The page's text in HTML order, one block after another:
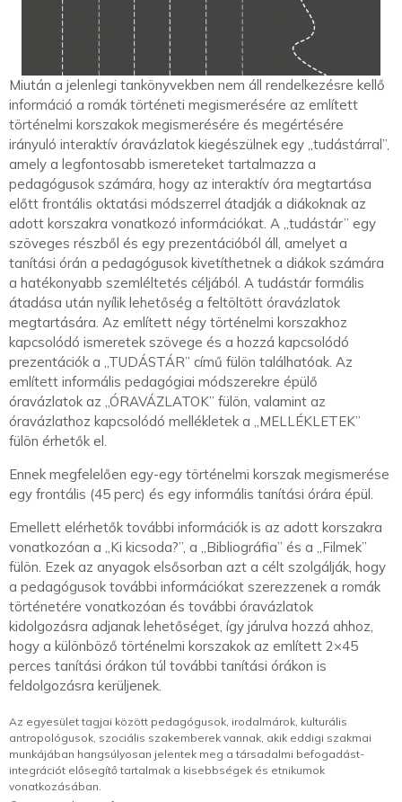
Miután a jelenlegi tankönyvekben nem áll rendelkezésre kellő
információ a romák történeti megismerésére az említett
történelmi korszakok megismerésére és megértésére
irányuló interaktív óravázlatok kiegészülnek egy „tudástárral”,
amely a legfontosabb ismereteket tartalmazza a
pedagógusok számára, hogy az interaktív óra megtartása
előtt frontális oktatási módszerrel átadják a diákoknak az
adott korszakra vonatkozó információkat. A „tudástár” egy
szöveges részből és egy prezentációból áll, amelyet a
tanítási órán a pedagógusok kivetíthetnek a diákok számára
a hatékonyabb szemléltetés céljából. A tudástár formális
átadása után nyílik lehetőség a feltöltött óravázlatok
megtartására. Az említett négy történelmi korszakhoz
kapcsolódó ismeretek szövege és a hozzá kapcsolódó
prezentációk a „TUDÁSTÁR” című fülön találhatóak. Az
említett informális pedagógiai módszerekre épülő
óravázlatok az „ÓRAVÁZLATOK” fülön, valamint az
óravázlathoz kapcsolódó mellékletek a „MELLÉKLETEK”
fülön érhetők el.
Ennek megfelelően egy-egy történelmi korszak megismerése
egy frontális (45 perc) és egy informális tanítási órára épül.
Emellett elérhetők további információk is az adott korszakra
vonatkozóan a „Ki kicsoda?”, a „Bibliográfia” és a „Filmek”
fülön. Ezek az anyagok elsősorban azt a célt szolgálják, hogy
a pedagógusok további információkat szerezzenek a romák
történetére vonatkozóan és további óravázlatok
kidolgozásra adjanak lehetőséget, így járulva hozzá ahhoz,
hogy a különböző történelmi korszakok az említett 2×45
perces tanítási órákon túl további tanítási órákon is
feldolgozásra kerüljenek.
Az egyesület tagjai között pedagógusok, irodalmárok, kulturális
antropológusok, szociális szakemberek vannak, akik eddigi szakmai
munkájában hangsúlyosan jelentek meg a társadalmi befogadást-
integrációt elősegítő tartalmak a kisebbségek és etnikumok
vonatkozásában.